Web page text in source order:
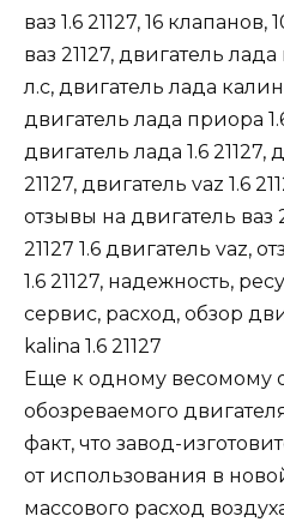
Еще к одному весомому
обозреваемого
факт, что завод-
от использования в
массового расход